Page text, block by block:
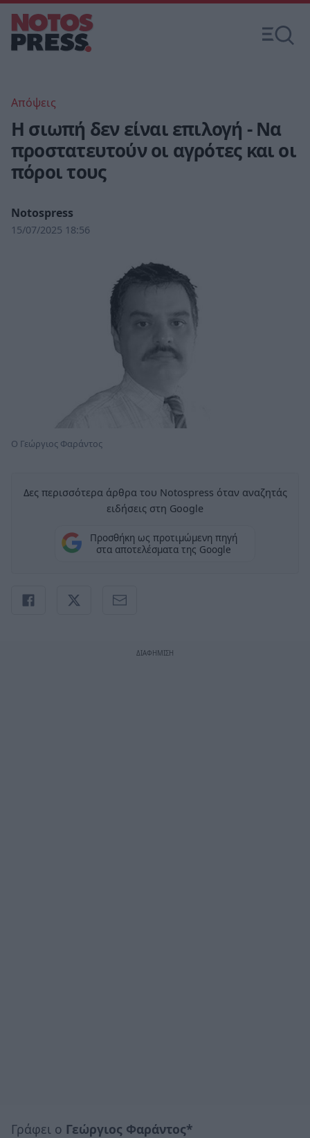
Απόψεις
Η σιωπή δεν είναι επιλογή - Να
προστατευτούν οι αγρότες και οι
πόροι τους
Notospress
15/07/2025 18:56
Ο Γεώργιος Φαράντος
Δες περισσότερα άρθρα του Notospress όταν αναζητάς
ειδήσεις στη Google
Προσθήκη ως προτιμώμενη πηγή
στα αποτελέσματα της Google
Γράφει ο Γεώργιος Φαράντος*